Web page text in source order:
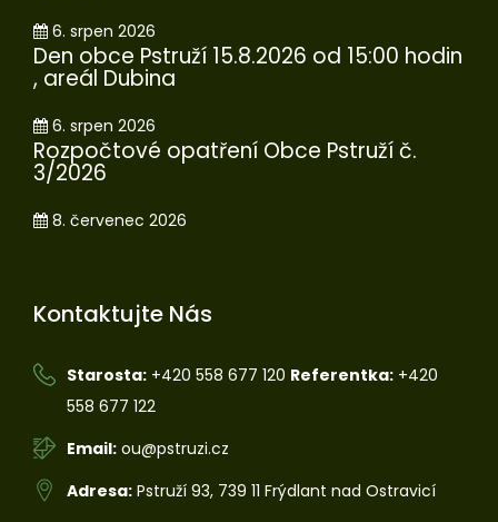
6. srpen 2026
Den obce Pstruží 15.8.2026 od 15:00 hodin
, areál Dubina
6. srpen 2026
Rozpočtové opatření Obce Pstruží č.
3/2026
8. červenec 2026
Kontaktujte Nás
Starosta: +420 558 677 120 Referentka: +420
558 677 122
Email: ou@pstruzi.cz
Adresa: Pstruží 93, 739 11 Frýdlant nad Ostravicí